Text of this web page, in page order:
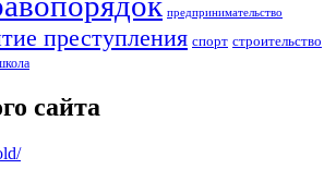
предпринимательство
преступления спорт строительство
сайта